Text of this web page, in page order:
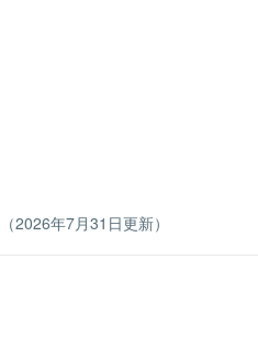
2026年7月31日更新）